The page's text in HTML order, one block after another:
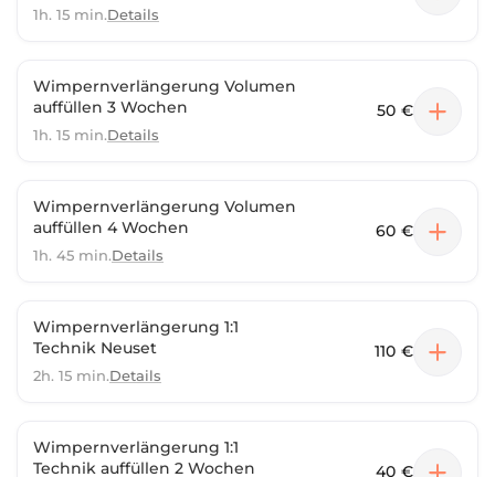
1h. 15 min.Details
Wimpernverlängerung Volumen
auffüllen 3 Wochen
1h. 15 min.Details
50 €
Wimpernverlängerung Volumen
auffüllen 4 Wochen
1h. 45 min.Details
60 €
Wimpernverlängerung 1:1
Technik Neuset
2h. 15 min.Details
110 €
Wimpernverlängerung 1:1
Technik auffüllen 2 Wochen
40 €